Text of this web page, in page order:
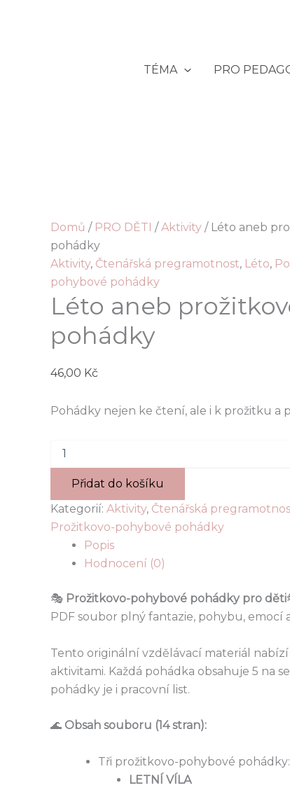
TÉMA
PRO
Domů / PRO DĚTI /Aktivity / Léto aneb
pohádky
Aktivity, Čtenářská pregramotnost, Léto,
pohybové pohádky
Léto aneb
pohádky
46,00 Kč
Pohádky nejen ke čtení, ale i k prožitku a
Léto
aneb
pohybové
pohádky
množství
Přidat do košíku
Kategorií: Aktivity, Čtenářská
Prožitkovo-pohybové pohádky
Popis
Hodnocení (0)
🎭 Prožitkovo-pohybové pohádky pro děti
PDF soubor plný fantazie, pohybu, emocí
Tento originální vzdělávací materiál
aktivitami. Každá pohádka obsahuje 5 na
pohádky je i pracovní list.
🌊 Obsah souboru (14 stran):
Tři prožitkovo-pohybové pohádky:
LETNÍ VÍLA